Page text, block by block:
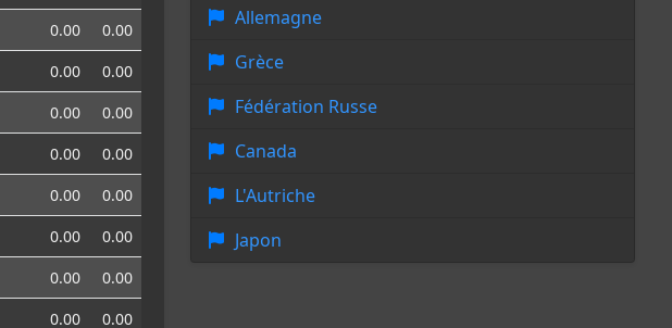
0.00
0.00
0.00
0.00
0.00
0.00
0.00
0.00
0.00
0.00
0.00
0.00
0.00
0.00
0.00 0.00
Allemagne
Grèce
Fédération Russe
Canada
L'Autriche
Japon